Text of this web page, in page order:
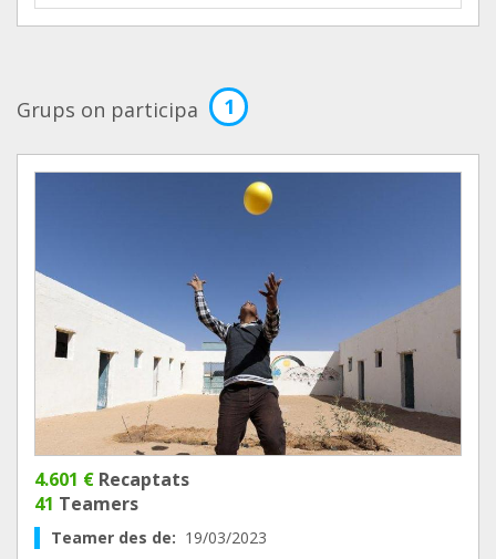
Grups on participa 1
4.601 € Recaptats
41 Teamers
Teamer des de: 19/03/2023